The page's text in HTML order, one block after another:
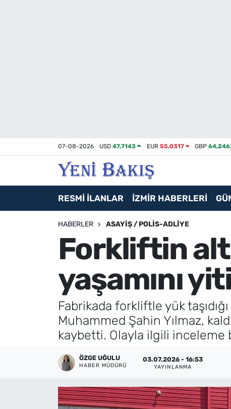
07-08-2026 USD47,7143 EUR 55,0317 GBP
RESMİ İLANLAR İZMİR HABERLERİ
HABERLER ASAYIŞ / POLIS-ADLIYE
Forkliftin
yaşamını
Fabrikada forkliftle yük
Muhammed Şahin Yılmaz,
kaybetti. Olayla ilgili inceleme
ÖZGE UĞULU
HABER MÜDÜRÜ
03.07.2026 - 16:53
YAYINLANMA
Asayiş / Polis-Adliye
Magazin